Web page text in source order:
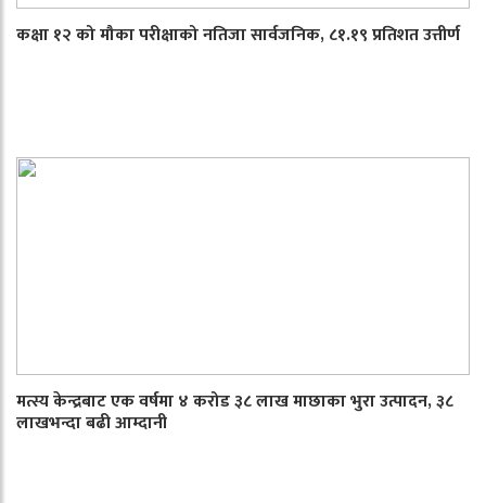
कक्षा १२ को मौका परीक्षाको नतिजा सार्वजनिक, ८१.१९ प्रतिशत उत्तीर्ण
मत्स्य केन्द्रबाट एक वर्षमा ४ करोड ३८ लाख माछाका भुरा उत्पादन, ३८
लाखभन्दा बढी आम्दानी